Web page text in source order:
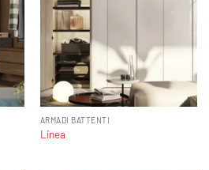
ARMADI BATTENTI
Linea